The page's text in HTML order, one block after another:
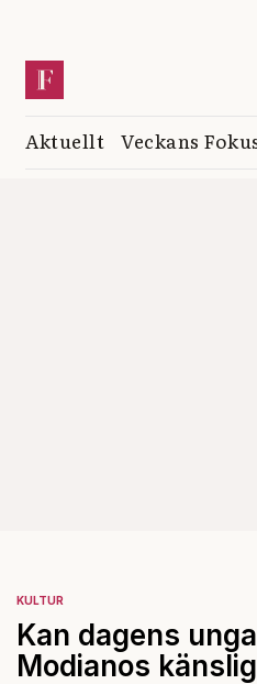
Aktuellt Veckans
KULTUR
Kan dagens
Modianos